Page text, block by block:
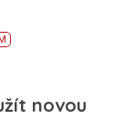
novou